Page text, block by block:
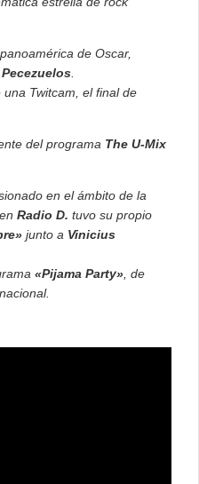
de Oscar,
Pecezuelos
Twitcam, el final de
del programa The U-Mix
en el ámbito de la
Radio D. tuvo su propio
junto a Vinicius
«Pijama Party» , de